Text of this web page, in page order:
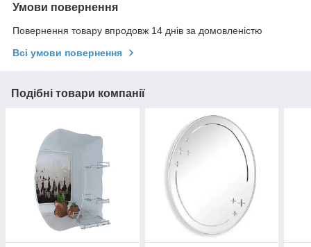
Умови повернення
Повернення товару впродовж 14 днів за домовленістю
Всі умови повернення
Подібні товари компанії